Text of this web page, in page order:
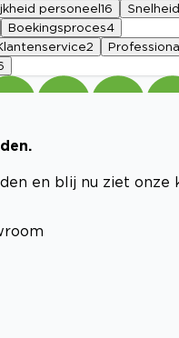
personeel 16 Snelheid
Boekingsproces4
2
en blij nu ziet onze